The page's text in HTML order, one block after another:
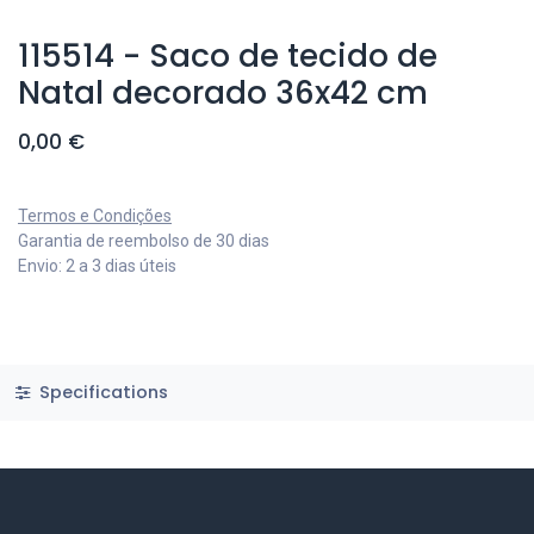
115514 - Saco de tecido de
Natal decorado 36x42 cm
0,00 €
Termos e Condições
Garantia de reembolso de 30 dias
Envio: 2 a 3 dias úteis
Specifications